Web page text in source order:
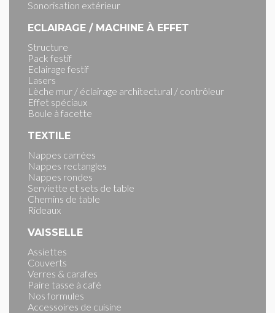
Sonorisation extérieur
ECLAIRAGE / MACHINE À EFFET
Structure
Pack festif
Eclairage festif
Lasers
Lèche mur / éclairage architectural / contrôleur
Effet spéciaux
Boule à facette
TEXTILE
Nappes carrées
Nappes rectangles
Nappes rondes
Serviette et sets de table
Chemins de table
Rideaux
VAISSELLE
Assiettes
Couverts
Verres & carafes
Paire tasse à café
Nos formules
Accessoires de cuisine